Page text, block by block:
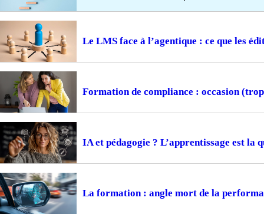
Le LMS face à l’agentique : ce que les
Formation de compliance : occasion
IA et pédagogie ? L’apprentissage est la
La formation : angle mort de la